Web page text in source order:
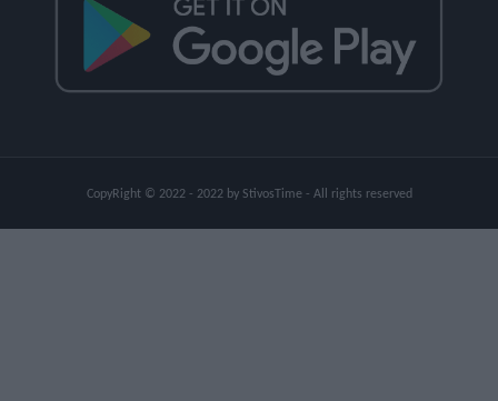
CopyRight © 2022 - 2022 by StivosTime - All rights reserved